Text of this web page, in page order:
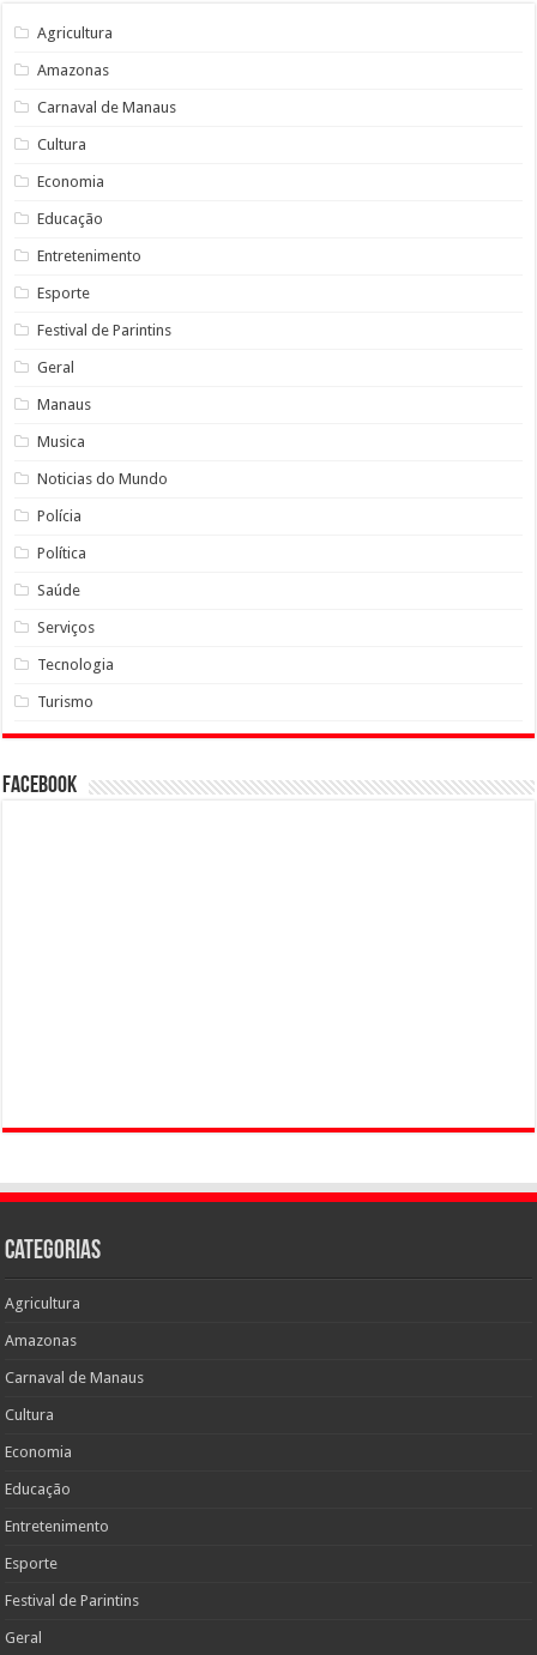
Agricultura
Amazonas
Carnaval de Manaus
Cultura
Economia
Educação
Entretenimento
Esporte
Festival de Parintins
Geral
Manaus
Musica
Noticias do Mundo
Polícia
Política
Saúde
Serviços
Tecnologia
Turismo
Facebook
Categorias
Agricultura
Amazonas
Carnaval de Manaus
Cultura
Economia
Educação
Entretenimento
Esporte
Festival de Parintins
Geral